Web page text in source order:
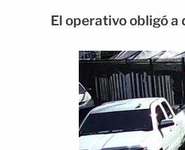
El operativo obligó